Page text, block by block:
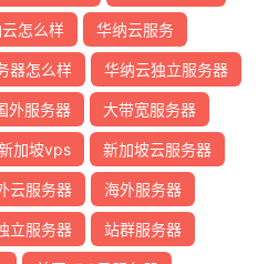
怎么样 华纳云服务
器怎么样 华纳云独立服务器
外服务器 大带宽服务器
加坡vps 新加坡云服务器
云服务器 海外服务器
立服务器 站群服务器